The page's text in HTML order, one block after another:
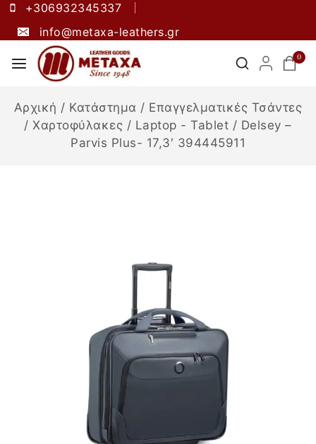
+306932345337
info@metaxa-leathers.gr
0
Αρχική / Κατάστημα / Επαγγελματικές Τσάντες
/ Χαρτοφύλακες / Laptop - Tablet / Delsey –
Parvis Plus- 17,3′ 394445911